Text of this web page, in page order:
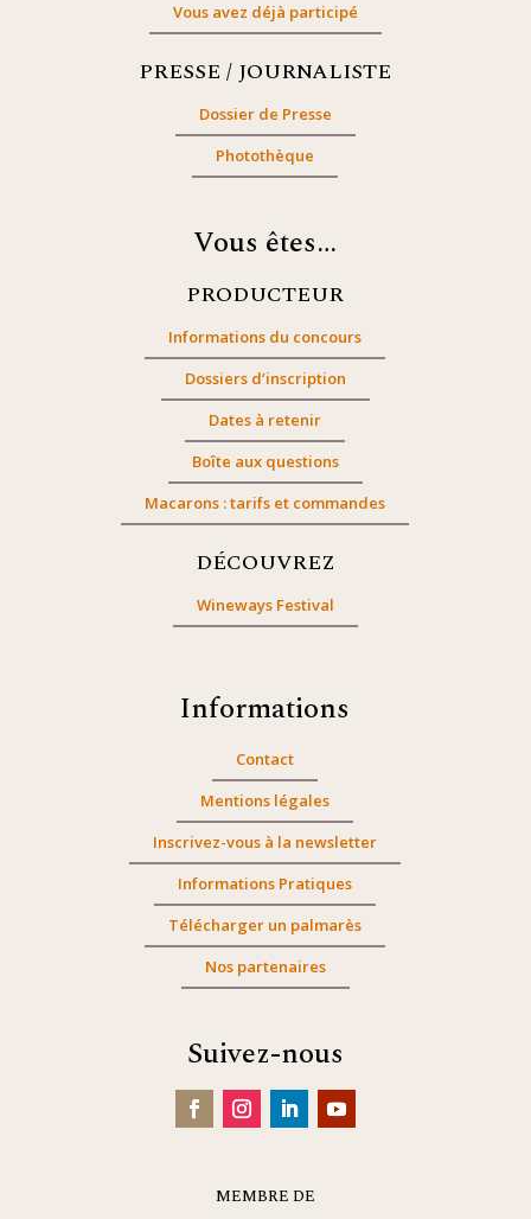
Vous avez déjà participé
PRESSE / JOURNALISTE
Dossier de Presse
Photothèque
Vous êtes…
PRODUCTEUR
Informations du concours
Dossiers d’inscription
Dates à retenir
Boîte aux questions
Macarons : tarifs et commandes
DÉCOUVREZ
Wineways Festival
Informations
Contact
Mentions légales
Inscrivez-vous à la newsletter
Informations Pratiques
Télécharger un palmarès
Nos partenaires
Suivez-nous
MEMBRE DE